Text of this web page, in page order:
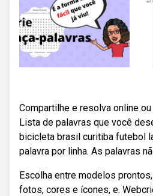
Compartilhe e resolva online
Lista de palavras que você
bicicleta brasil curitiba futebol
palavra por linha. As palavras
Escolha entre modelos
fotos, cores e ícones, e.